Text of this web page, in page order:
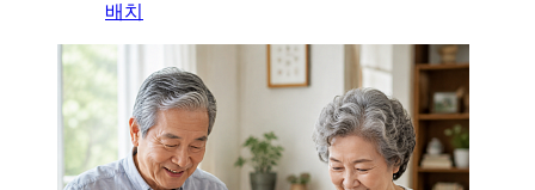
배치